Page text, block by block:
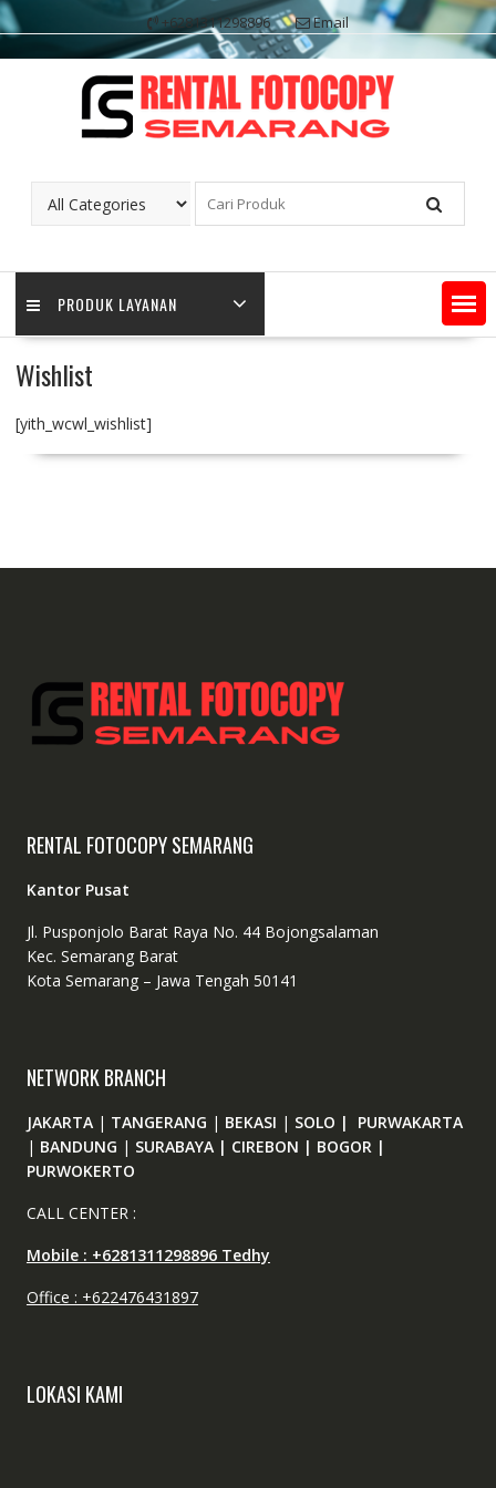
Skip
to
content
+6281311298896 Email
PRODUK LAYANAN
Wishlist
[yith_wcwl_wishlist]
RENTAL FOTOCOPY SEMARANG
Kantor Pusat
Jl. Pusponjolo Barat Raya No. 44 Bojongsalaman
Kec. Semarang Barat
Kota Semarang – Jawa Tengah 50141
NETWORK BRANCH
JAKARTA| TANGERANG | BEKASI | SOLO | PURWAKARTA
| BANDUNG | SURABAYA | CIREBON | BOGOR |
PURWOKERTO
CALL CENTER :
Mobile : +6281311298896 Tedhy
Office : +622476431897
LOKASI KAMI